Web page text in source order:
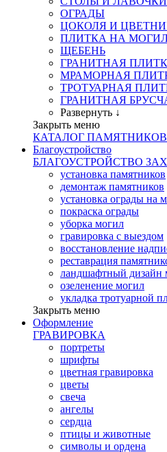
ОГРАДЫ
ЦОКОЛЯ И
ПЛИТКА НА
ЩЕБЕНЬ
ГРАНИТНАЯ
МРАМОРНАЯ
ТРОТУАРНАЯ
ГРАНИТНАЯ
Развернуть ↓
Закрыть меню
КАТАЛОГ
Благоустройство
БЛАГОУСТРОЙСТВО
установка памятников
демонтаж памятников
установка ограды на
покраска ограды
уборка могил
гравировка с выездом
восстановление
реставрация
ландшафтный дизайн
озеленение могил
укладка тротуарной
Закрыть меню
Оформление
ГРАВИРОВКА
портреты
шрифты
цветная гравировка
цветы
свеча
ангелы
сердца
птицы и животные
символы и ордена